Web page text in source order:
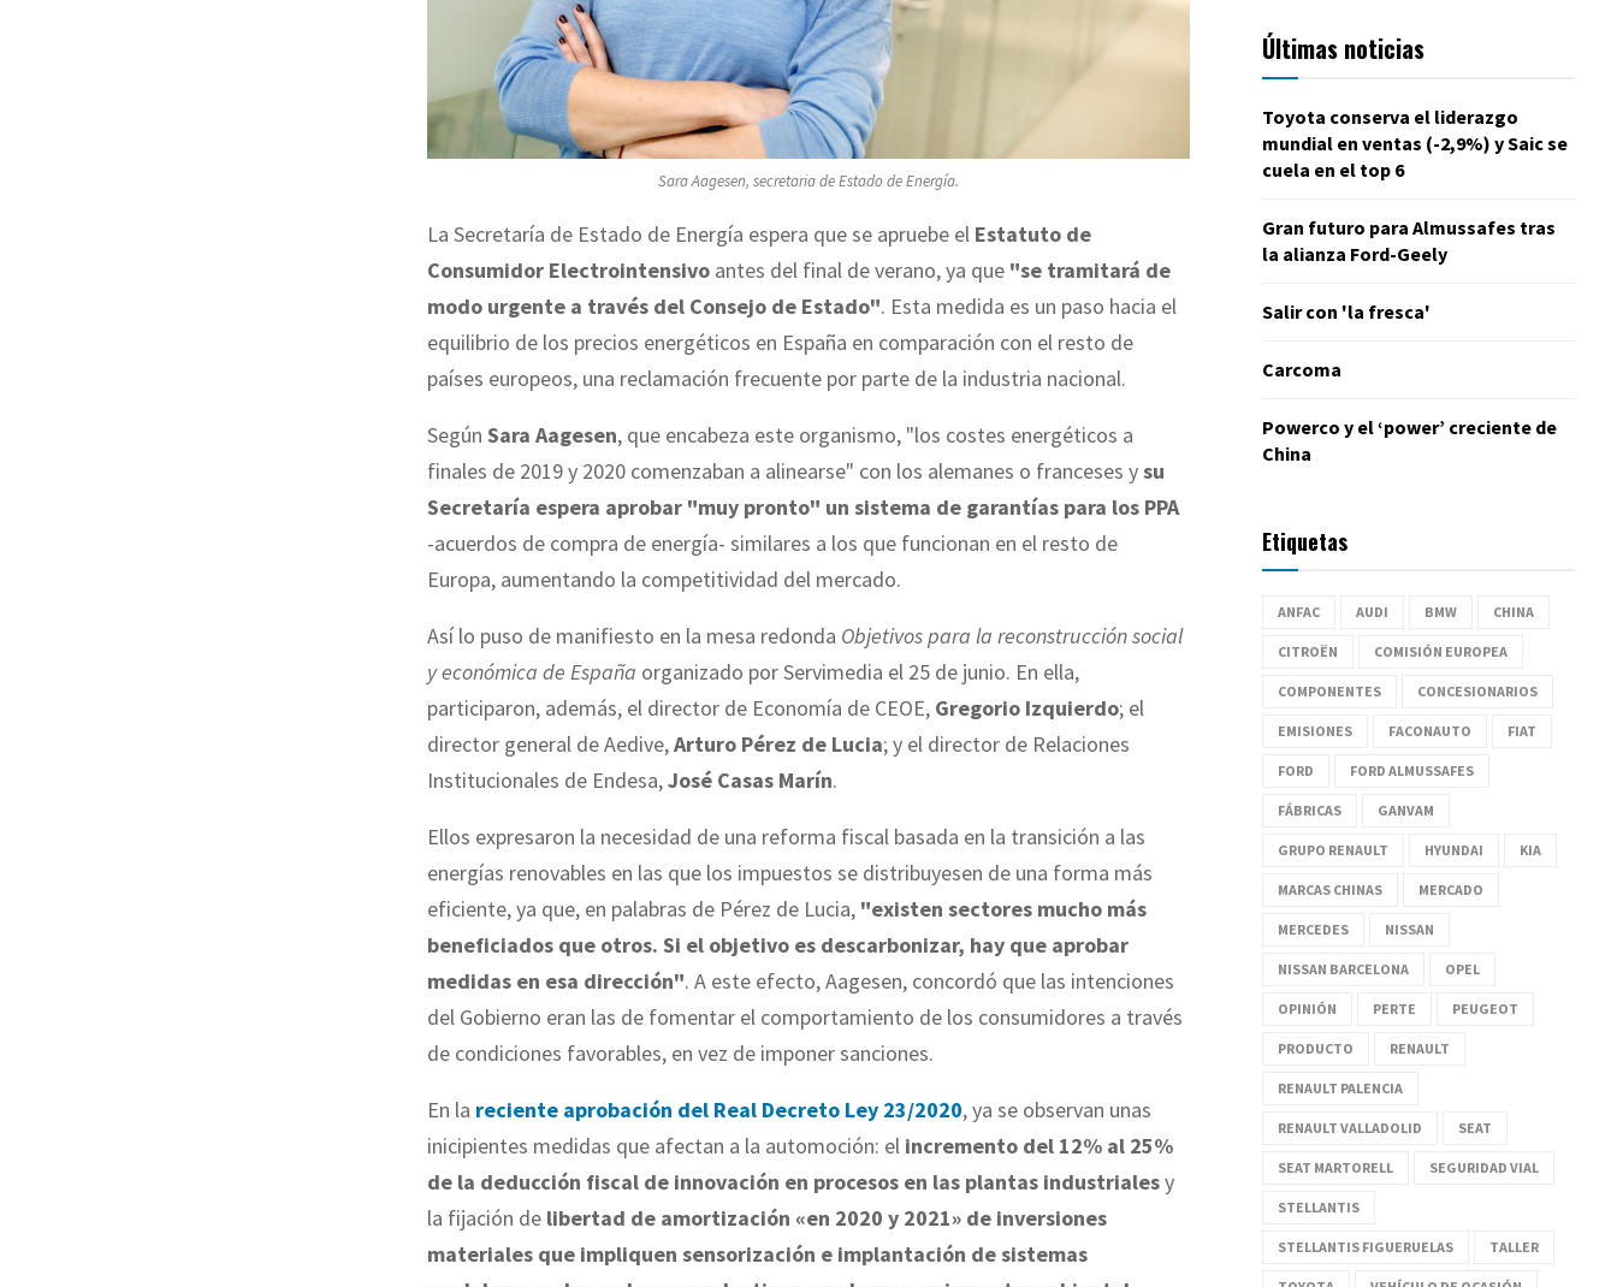
Sara Aagesen, secretaria de Estado de Energía.
La Secretaría de Estado de Energía espera que se apruebe el Estatuto de
Consumidor Electrointensivo antes del final de verano, ya que "se tramitará de
modo urgente a través del Consejo de Estado". Esta medida es un paso hacia el
equilibrio de los precios energéticos en España en comparación con el resto de
países europeos, una reclamación frecuente por parte de la industria nacional.
Según Sara Aagesen, que encabeza este organismo, "los costes energéticos a
finales de 2019 y 2020 comenzaban a alinearse" con los alemanes o franceses ysu
Secretaría espera aprobar "muy pronto" un sistema de garantías para los PPA
-acuerdos de compra de energía- similares a los que funcionan en el resto de
Europa, aumentando la competitividad del mercado.
Así lo puso de manifiesto en la mesa redonda Objetivos para la reconstrucción social
y económica de España organizado por Servimedia el 25 de junio. En ella,
participaron, además, el director de Economía de CEOE, Gregorio Izquierdo; el
director general de Aedive,Arturo Pérez de Lucia; y el director de Relaciones
Institucionales de Endesa,José Casas Marín.
Ellos expresaron la necesidad de una reforma fiscal basada en la transición a las
energías renovables en las que los impuestos se distribuyesen de una forma más
eficiente, ya que, en palabras de Pérez de Lucia, "existen sectores mucho más
beneficiados que otros. Si el objetivo es descarbonizar, hay que aprobar
medidas en esa dirección". A este efecto, Aagesen, concordó que las intenciones
del Gobierno eran las de fomentar el comportamiento de los consumidores a través
de condiciones favorables, en vez de imponer sanciones.
En la reciente aprobación del Real Decreto Ley 23/2020, ya se observan unas
inicipientes medidas que afectan a la automoción: el incremento del 12% al 25%
de la deducción fiscal de innovación en procesos en las plantas industrialesy
la fijación de libertad de amortización «en 2020 y 2021» de inversiones
materiales que impliquen sensorización e implantación de sistemas
Últimas noticias
Toyota conserva el liderazgo
mundial en ventas (-2,9%) y Saic se
cuela en el top 6
Gran futuro para Almussafes tras
la alianza Ford-Geely
Salir con 'la fresca'
Carcoma
Powerco y el ‘power’ creciente de
China
Etiquetas
ANFAC AUDI BMW CHINA
CITROËN COMISIÓN EUROPEA
COMPONENTES CONCESIONARIOS
EMISIONES FACONAUTO FIAT
FORD FORD ALMUSSAFES
FÁBRICAS GANVAM
GRUPO RENAULT HYUNDAI KIA
MARCAS CHINAS MERCADO
MERCEDES NISSAN
NISSAN BARCELONA OPEL
OPINIÓN PERTE PEUGEOT
PRODUCTO RENAULT
RENAULT PALENCIA
RENAULT VALLADOLID SEAT
SEAT MARTORELL SEGURIDAD VIAL
STELLANTIS
STELLANTIS FIGUERUELAS TALLER